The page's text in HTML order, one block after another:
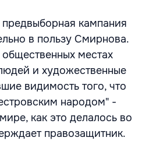
кампания
в пользу Смирнова.
местах
и художественные
видимость того, что
народом" -
как это делалось во
правозащитник.